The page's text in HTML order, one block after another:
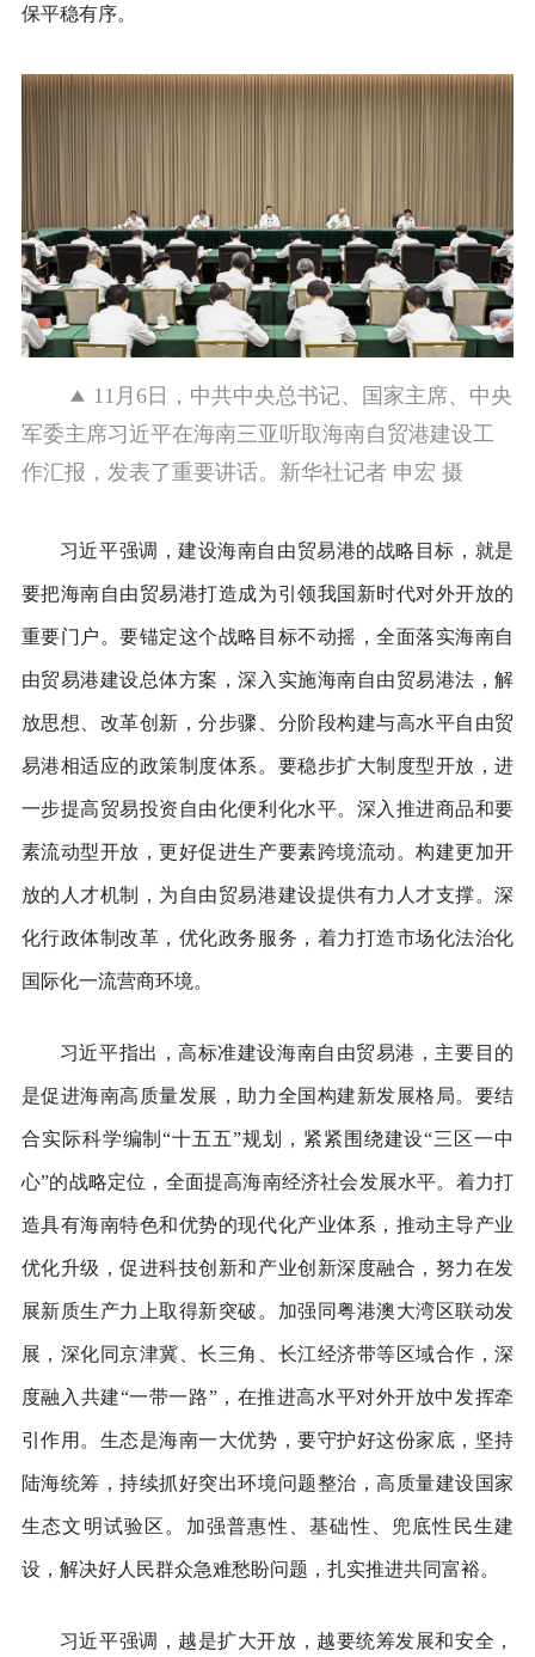
保平稳有序。
11月6日，中共中央总书记、国家主席、中央
军委主席习近平在海南三亚听取海南自贸港建设工
作汇报，发表了重要讲话。新华社记者 申宏 摄
习近平强调，建设海南自由贸易港的战略目标，就是
要把海南自由贸易港打造成为引领我国新时代对外开放的
重要门户。要锚定这个战略目标不动摇，全面落实海南自
由贸易港建设总体方案，深入实施海南自由贸易港法，解
放思想、改革创新，分步骤、分阶段构建与高水平自由贸
易港相适应的政策制度体系。要稳步扩大制度型开放，进
一步提高贸易投资自由化便利化水平。深入推进商品和要
素流动型开放，更好促进生产要素跨境流动。构建更加开
放的人才机制，为自由贸易港建设提供有力人才支撑。深
化行政体制改革，优化政务服务，着力打造市场化法治化
国际化一流营商环境。
习近平指出，高标准建设海南自由贸易港，主要目的
是促进海南高质量发展，助力全国构建新发展格局。要结
合实际科学编制“十五五”规划，紧紧围绕建设“三区一中
心”的战略定位，全面提高海南经济社会发展水平。着力打
造具有海南特色和优势的现代化产业体系，推动主导产业
优化升级，促进科技创新和产业创新深度融合，努力在发
展新质生产力上取得新突破。加强同粤港澳大湾区联动发
展，深化同京津冀、长三角、长江经济带等区域合作，深
度融入共建“一带一路”，在推进高水平对外开放中发挥牵
引作用。生态是海南一大优势，要守护好这份家底，坚持
陆海统筹，持续抓好突出环境问题整治，高质量建设国家
生态文明试验区。加强普惠性、基础性、兜底性民生建
设，解决好人民群众急难愁盼问题，扎实推进共同富裕。
习近平强调，越是扩大开放，越要统筹发展和安全，